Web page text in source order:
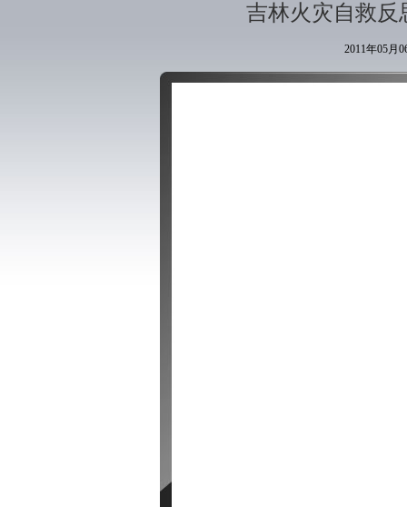
吉林火灾自救反
2011年05月